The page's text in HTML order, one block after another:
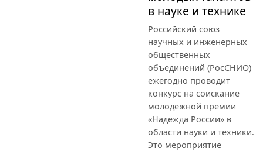
в науке и технике
Российский союз
научных и инженерных
общественных
объединений (РосСНИО)
ежегодно проводит
конкурс на соискание
молодежной премии
«Надежда России» в
области науки и техники.
Это мероприятие